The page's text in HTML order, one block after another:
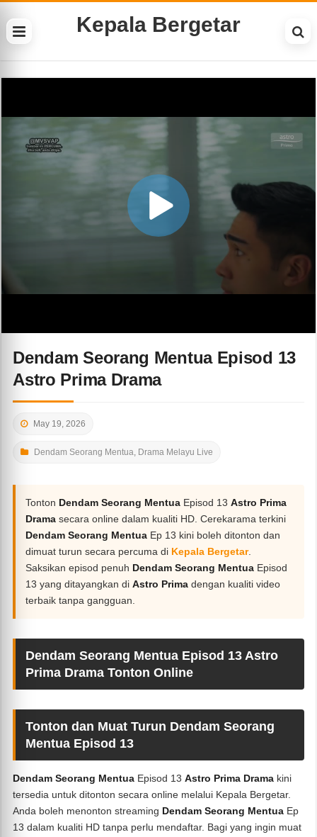
Kepala Bergetar
Dendam Seorang Mentua Episod 13
Astro Prima Drama
May 19, 2026
Dendam Seorang Mentua, Drama Melayu Live
Tonton Dendam Seorang Mentua Episod 13Astro Prima
Drama secara online dalam kualiti HD. Cerekarama terkini
Dendam Seorang Mentua Ep 13 kini boleh ditonton dan
dimuat turun secara percuma di Kepala Bergetar.
Saksikan episod penuh Dendam Seorang Mentua Episod
13 yang ditayangkan diAstro Prima dengan kualiti video
terbaik tanpa gangguan.
Dendam Seorang Mentua Episod 13 Astro
Prima Drama Tonton Online
Tonton dan Muat Turun Dendam Seorang
Mentua Episod 13
Dendam Seorang Mentua Episod 13Astro Prima Drama kini
tersedia untuk ditonton secara online melalui Kepala Bergetar.
Anda boleh menonton streaming Dendam Seorang Mentua Ep
13 dalam kualiti HD tanpa perlu mendaftar. Bagi yang ingin muat